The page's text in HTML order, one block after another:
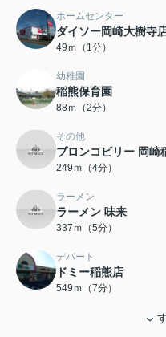
ホームセンター
ダイソー岡崎大樹寺
49ｍ（1分）
幼稚園
稲熊保育園
88ｍ（2分）
その他
ブロンコビリー 岡崎
249ｍ（4分）
ラーメン
ラーメン 味来
337ｍ（5分）
デパート
ドミー稲熊店
549ｍ（7分）